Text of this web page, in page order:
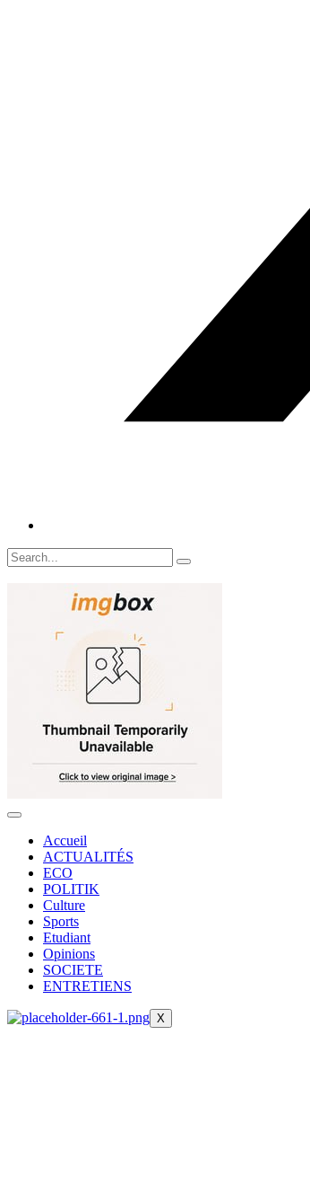
Accueil
ACTUALITÉS
ECO
POLITIK
Culture
Sports
Etudiant
Opinions
SOCIETE
ENTRETIENS
X